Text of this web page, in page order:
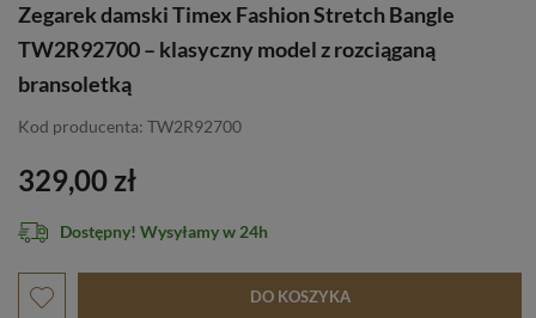
Zegarek damski Timex Fashion Stretch Bangle
TW2R92700 – klasyczny model z rozciąganą
bransoletką
Kod producenta: TW2R92700
329,00 zł
Dostępny! Wysyłamy w 24h
DO KOSZYKA